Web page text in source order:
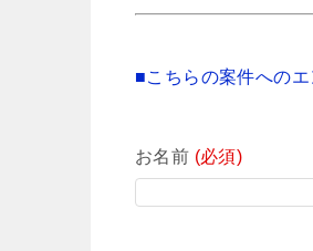
■こちらの案件への
お名前 (必須)